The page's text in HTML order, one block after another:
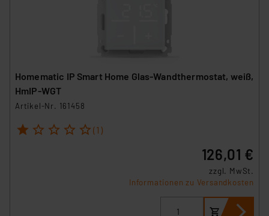
Homematic IP Smart Home Glas-Wandthermostat, weiß,
HmIP-WGT
Artikel-Nr. 161458
1 2 3 4 5 (1)
126,01 €
zzgl. MwSt.
Informationen zu Versandkosten